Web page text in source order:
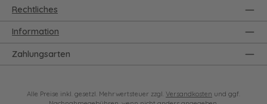
Rechtliches
Information
Zahlungsarten
Alle Preise inkl. gesetzl. Mehrwertsteuer zzgl. Versandkosten und ggf.